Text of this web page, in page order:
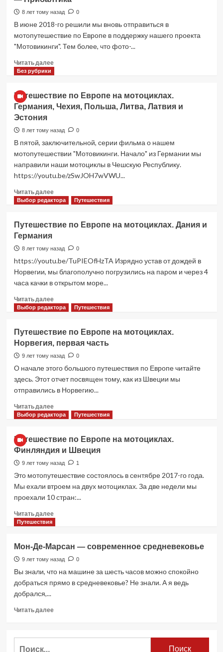
2018.
серия
—
Австрия
8 лет тому назад 0
В июне 2018-го решили мы вновь отправиться в
мотопутешествие по Европе в поддержку нашего проекта
"Мотовикинги". Тем более, что фото-...
Читать далееПрочитать
по
Европе
Первая
—
Прибалтика
Без рубрики
Путешествие по Европе на мотоциклах.
Германия, Чехия, Польша, Литва, Латвия и
Эстония
8 лет тому назад 0
В пятой, заключительной, серии фильма о нашем
мотопутешествии "Мотовикинги. Начало" из Германии мы
направили наши мотоциклы в Чешскую Республику.
https://youtu.be/zSwJOH7wVWU...
Читать далееПрочитать
больше
по
на
Германия,
Чехия,
Польша,
Латвия
и
Выбор редактора Путешествия
Путешествие по Европе на мотоциклах. Дания и
Германия
8 лет тому назад 0
https://youtu.be/TuPIEOfHzTA Изрядно устав от дождей в
Норвегии, мы благополучно погрузились на паром и через 4
часа качки в открытом море...
Читать далееПрочитать
больше
по
Европе
на
и
Германия
Выбор редактора Путешествия
Путешествие по Европе на мотоциклах.
Норвегия, первая часть
9 лет тому назад 0
О начале этого большого путешествия по Европе читайте
здесь. Этот отчет посвящен тому, как из Швеции мы
отправились в Норвегию...
Читать далееПрочитать
больше
по
Европе
на
первая
часть
Выбор редактора Путешествия
Путешествие по Европе на мотоциклах.
Финляндия и Швеция
9 лет тому назад 1
Это мотопутешествие состоялось в сентябре 2017-го года.
Мы ехали втроем на двух мотоциклах. За две недели мы
проехали 10 стран:...
Читать далееПрочитать
по
Европе
Финляндия
Путешествия
Мон-Де-Марсан — современное средневековье
9 лет тому назад 0
Вы знали, что на машине за шесть часов можно спокойно
добраться прямо в средневековье? Не знали. А я ведь
добрался,...
Читать далееПрочитать
Мон-